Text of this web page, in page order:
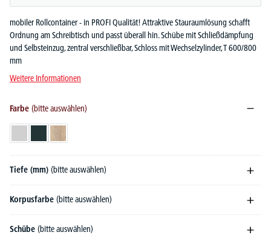
mobiler Rollcontainer - in PROFI Qualität! Attraktive Stauraumlösung schafft
Ordnung am Schreibtisch und passt überall hin. Schübe mit Schließdämpfung
und Selbsteinzug, zentral verschließbar, Schloss mit Wechselzylinder, T 600/800
mm
Weitere Informationen
Farbe (bitte auswählen)
AnthrazitWildeiche
Tiefe (mm) (bitte auswählen)
Korpusfarbe (bitte auswählen)
Schübe (bitte auswählen)